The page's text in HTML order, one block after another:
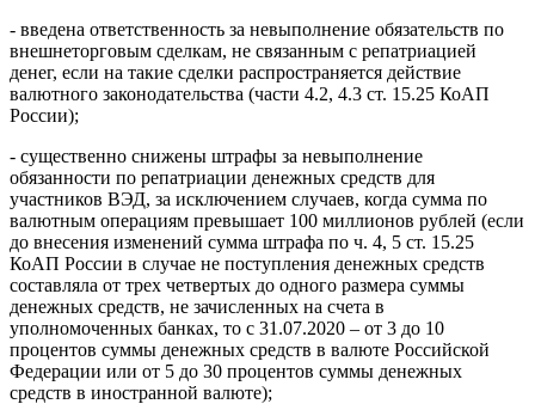
- введена ответственность за невыполнение обязательств по
внешнеторговым сделкам, не связанным с репатриацией
денег, если на такие сделки распространяется действие
валютного законодательства (части 4.2, 4.3 ст. 15.25 КоАП
России);
- существенно снижены штрафы за невыполнение
обязанности по репатриации денежных средств для
участников ВЭД, за исключением случаев, когда сумма по
валютным операциям превышает 100 миллионов рублей (если
до внесения изменений сумма штрафа по ч. 4, 5 ст. 15.25
КоАП России в случае не поступления денежных средств
составляла от трех четвертых до одного размера суммы
денежных средств, не зачисленных на счета в
уполномоченных банках, то с 31.07.2020 – от 3 до 10
процентов суммы денежных средств в валюте Российской
Федерации или от 5 до 30 процентов суммы денежных
средств в иностранной валюте);